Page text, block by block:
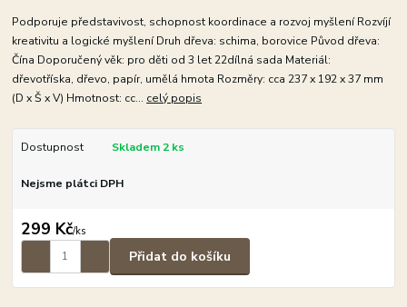
Podporuje představivost, schopnost koordinace a rozvoj myšlení Rozvíjí
kreativitu a logické myšlení Druh dřeva: schima, borovice Původ dřeva:
Čína Doporučený věk: pro děti od 3 let 22dílná sada Materiál:
dřevotříska, dřevo, papír, umělá hmota Rozměry: cca 237 x 192 x 37 mm
(D x Š x V) Hmotnost: cc... celý popis
Dostupnost Skladem 2 ks
Nejsme plátci DPH
299 Kč/ks
Přidat do košíku